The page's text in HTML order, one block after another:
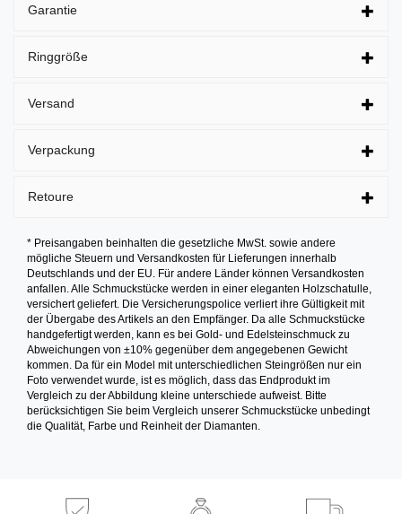
Garantie
Ringgröße
Versand
Verpackung
Retoure
* Preisangaben beinhalten die gesetzliche MwSt. sowie andere
mögliche Steuern und Versandkosten für Lieferungen innerhalb
Deutschlands und der EU. Für andere Länder können Versandkosten
anfallen. Alle Schmuckstücke werden in einer eleganten Holzschatulle,
versichert geliefert. Die Versicherungspolice verliert ihre Gültigkeit mit
der Übergabe des Artikels an den Empfänger. Da alle Schmuckstücke
handgefertigt werden, kann es bei Gold- und Edelsteinschmuck zu
Abweichungen von ±10% gegenüber dem angegebenen Gewicht
kommen. Da für ein Model mit unterschiedlichen Steingrößen nur ein
Foto verwendet wurde, ist es möglich, dass das Endprodukt im
Vergleich zu der Abbildung kleine unterschiede aufweist. Bitte
berücksichtigen Sie beim Vergleich unserer Schmuckstücke unbedingt
die Qualität, Farbe und Reinheit der Diamanten.